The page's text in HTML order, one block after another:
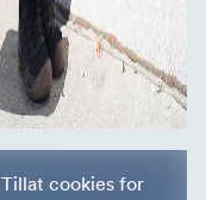
Tillat cookies for